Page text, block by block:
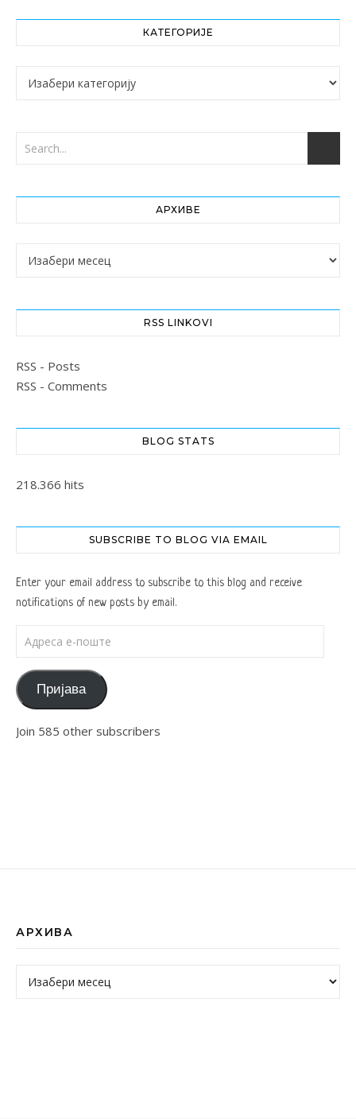
КАТЕГОРИЈЕ
Категорије
АРХИВЕ
Архиве
RSS LINKOVI
RSS - Posts
RSS - Comments
BLOG STATS
218.366 hits
SUBSCRIBE TO BLOG VIA EMAIL
Enter your email address to subscribe to this blog and receive
notifications of new posts by email.
Пријава
Join 585 other subscribers
АРХИВА
Архива